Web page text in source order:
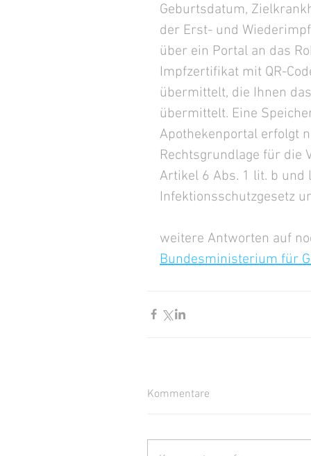
Geburtsdatum,
der Erst- und
über ein Portal an das
Impfzertifikat mit QR-
übermittelt, die Ihnen
übermittelt. Eine
Apothekenportal erfolgt
Rechtsgrundlage für die
Artikel 6 Abs. 1 lit. b und
Infektionsschutzgesetz
weitere Antworten auf
Bundesministerium für
Kommentare